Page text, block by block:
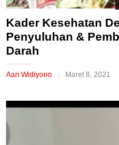
Kader Kesehatan
Penyuluhan &
Darah
Aan Widiyono Maret 8, 2021